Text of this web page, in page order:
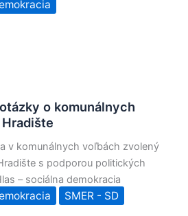
o komunálnych
v komunálnych voľbách zvolený
s podporou politických
– sociálna demokracia
SMER - SD